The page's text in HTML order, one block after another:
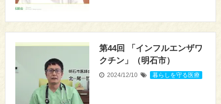
第44回 「インフルエンザワ
クチン」（明石市）
2024/12/10 暮らしを守る医療